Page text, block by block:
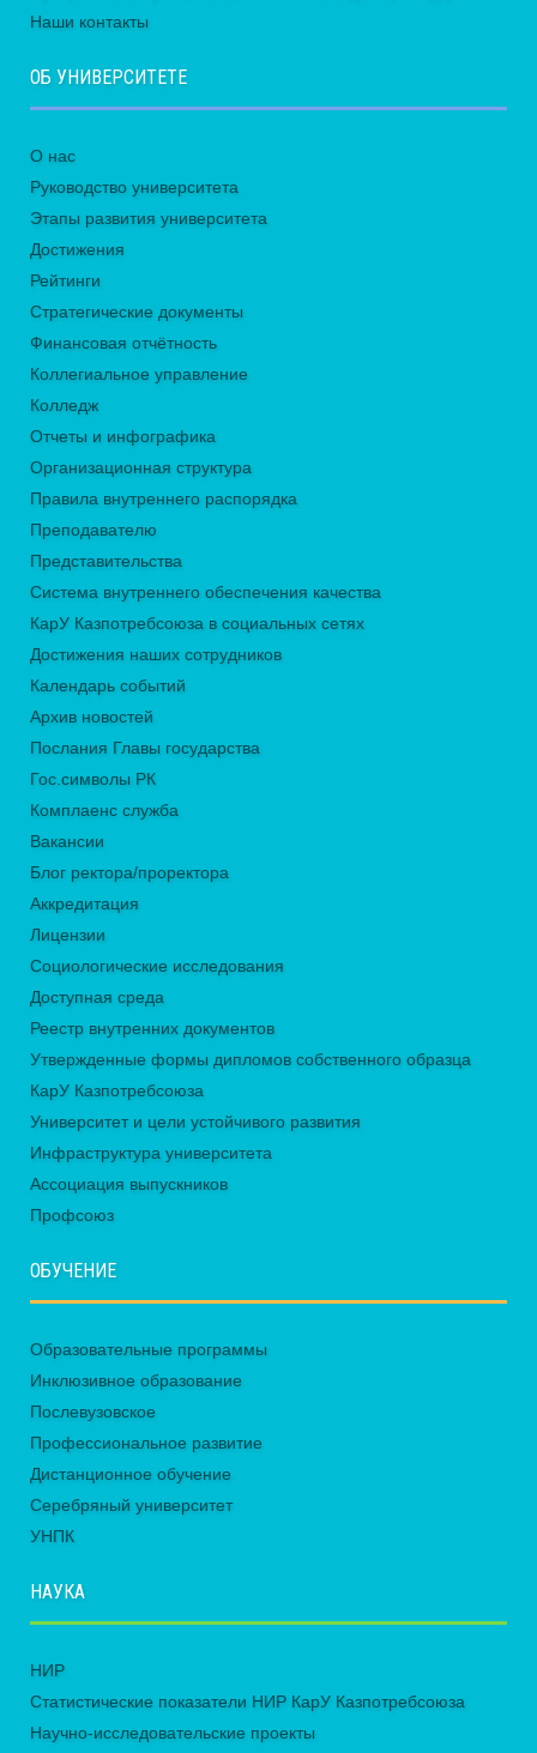
Наши контакты
ОБ УНИВЕРСИТЕТЕ
О нас
Руководство университета
Этапы развития университета
Достижения
Рейтинги
Стратегические документы
Финансовая отчётность
Коллегиальное управление
Колледж
Отчеты и инфографика
Организационная структура
Правила внутреннего распорядка
Преподавателю
Представительства
Система внутреннего обеспечения качества
КарУ Казпотребсоюза в социальных сетях
Достижения наших сотрудников
Календарь событий
Архив новостей
Послания Главы государства
Гос.символы РК
Комплаенс служба
Вакансии
Блог ректора/проректора
Аккредитация
Лицензии
Социологические исследования
Доступная среда
Реестр внутренних документов
Утвержденные формы дипломов собственного образца
КарУ Казпотребсоюза
Университет и цели устойчивого развития
Инфраструктура университета
Ассоциация выпускников
Профсоюз
ОБУЧЕНИЕ
Образовательные программы
Инклюзивное образование
Послевузовское
Профессиональное развитие
Дистанционное обучение
Серебряный университет
УНПК
НАУКА
НИР
Статистические показатели НИР КарУ Казпотребсоюза
Научно-исследовательские проекты